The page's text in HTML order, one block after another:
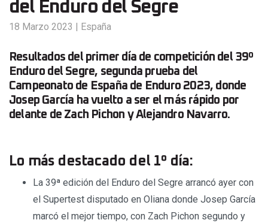
del Enduro del Segre
18 Marzo 2023 | España
Resultados del primer día de competición del 39º
Enduro del Segre, segunda prueba del
Campeonato de España de Enduro 2023, donde
Josep García ha vuelto a ser el más rápido por
delante de Zach Pichon y Alejandro Navarro.
Lo más destacado del 1º día:
La 39ª edición del Enduro del Segre arrancó ayer con
el Supertest disputado en Oliana donde Josep García
marcó el mejor tiempo, con Zach Pichon segundo y